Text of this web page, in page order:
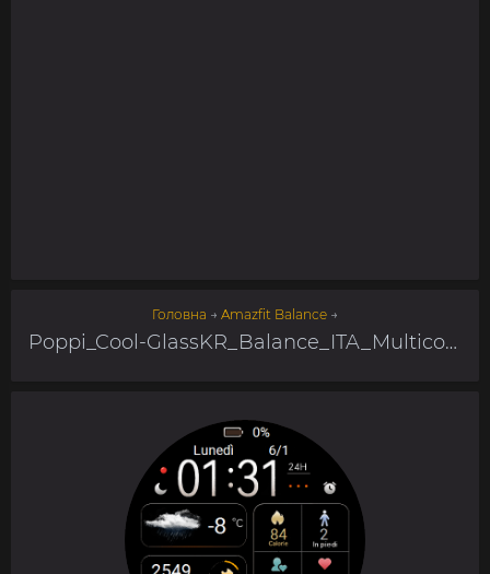
Головна → Amazfit Balance →
Poppi_Cool-GlassKR_Balance_ITA_Multicolor